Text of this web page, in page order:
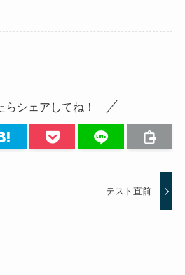
らシェアしてね！
テスト直前